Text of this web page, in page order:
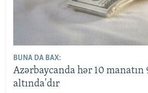
BUNA DA BAX:
Azərbaycanda hər 10 manatın
altında'dır